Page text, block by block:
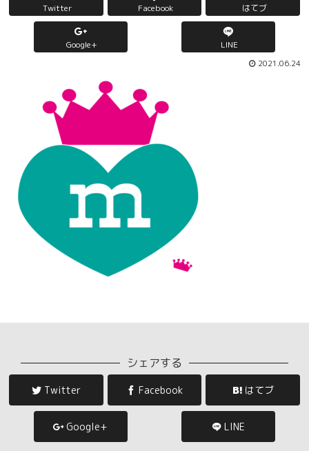
Twitter Facebook はてブ
Google+ LINE
2021.06.24
シェアする
Twitter Facebook はてブ
Google+ LINE